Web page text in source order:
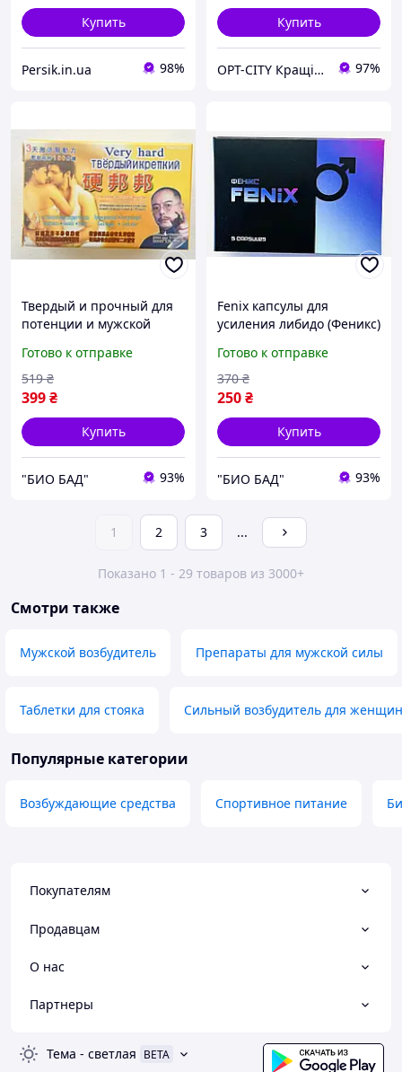
Купить
Persik.in.ua 98%
Купить
OPT-CITY Кращі ціни в інтернеті 97%
Твердый и прочный для
потенции и мужской
нормального уровня
тестостерон Very hard 10
шт
Готово к отправке
399₴
519 ₴
Купить
"БИО БАД" 93%
Fenix капсулы для
усиления либидо (Феникс)
Готово к отправке
250₴
370 ₴
Купить
"БИО БАД" 93%
1 2 3 ...
Показано 1 - 29 товаров из 3000+
Смотри также
Мужской возбудитель Препараты для мужской силы
Таблетки для стояка Сильный возбудитель для женщин
Популярные категории
Возбуждающие средства Спортивное питание
Покупателям
Продавцам
О нас
Партнеры
Тема - светлая BETA